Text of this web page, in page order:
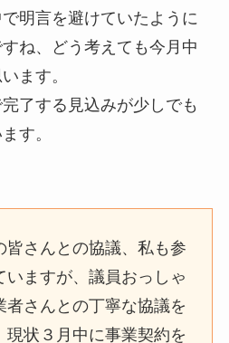
明言を避けていたように
ね、どう考えても今月中
ます。
了する見込みが少しでも
す。
皆さんとの協議、私も参
いますが、議員おっしゃ
者さんとの丁寧な協議を
現状３月中に事業契約を